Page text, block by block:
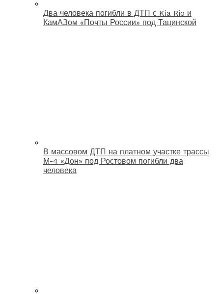
Два человека погибли в ДТП с Kia Rio и
КамАЗом «Почты России» под Тацинской
В массовом ДТП на платном участке трассы
М-4 «Дон» под Ростовом погибли два
человека